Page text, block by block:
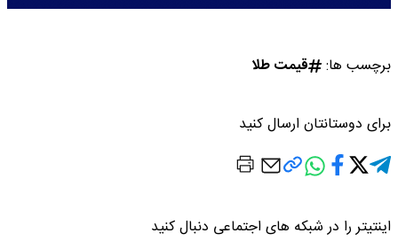
برچسب ها: قیمت طلا
برای دوستانتان ارسال کنید
اینتیتر را در شبکه های اجتماعی دنبال کنید